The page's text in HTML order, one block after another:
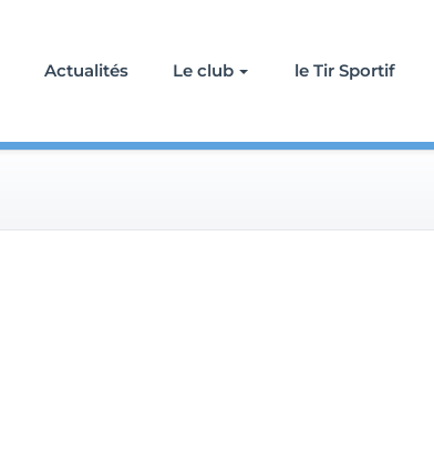
Actualités Le club le Tir Sportif